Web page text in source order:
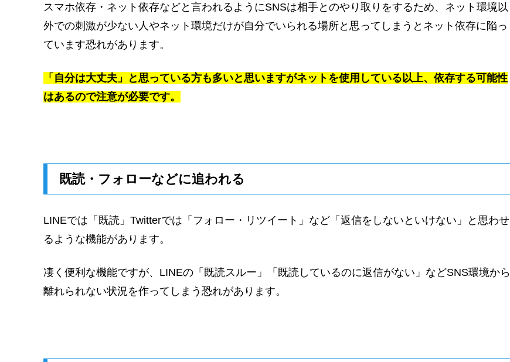
スマホ依存・ネット依存などと言われるようにSNSは相手とのやり取りをするため、ネット環境以
外での刺激が少ない人やネット環境だけが自分でいられる場所と思ってしまうとネット依存に陥っ
ています恐れがあります。
「自分は大丈夫」と思っている方も多いと思いますがネットを使用している以上、依存する可能性
はあるので注意が必要です。
既読・フォローなどに追われる
LINEでは「既読」Twitterでは「フォロー・リツイート」など「返信をしないといけない」と思わせ
るような機能があります。
凄く便利な機能ですが、LINEの「既読スルー」「既読しているのに返信がない」などSNS環境から
離れられない状況を作ってしまう恐れがあります。